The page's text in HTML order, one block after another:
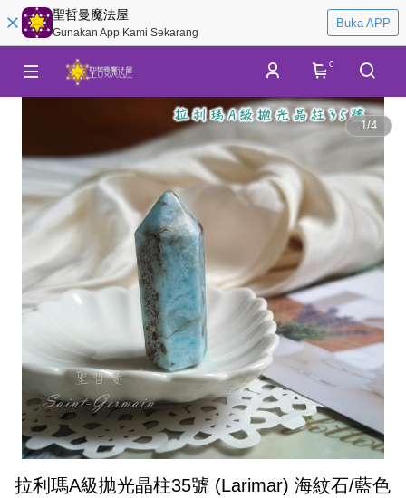
聖哲曼魔法屋
Gunakan App Kami Sekarang
Buka APP
0
1/4
拉利瑪A級拋光晶柱35號 (Larimar) 海紋石/藍色